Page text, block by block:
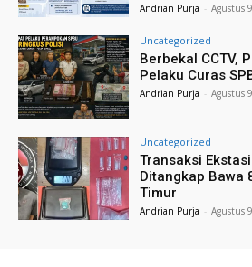
Andrian Purja - Agustus
Uncategorized
Berbekal CCTV,
Pelaku Curas
Andrian Purja - Agustus
Uncategorized
Transaksi
Ditangkap Bawa
Timur
Andrian Purja - Agustus